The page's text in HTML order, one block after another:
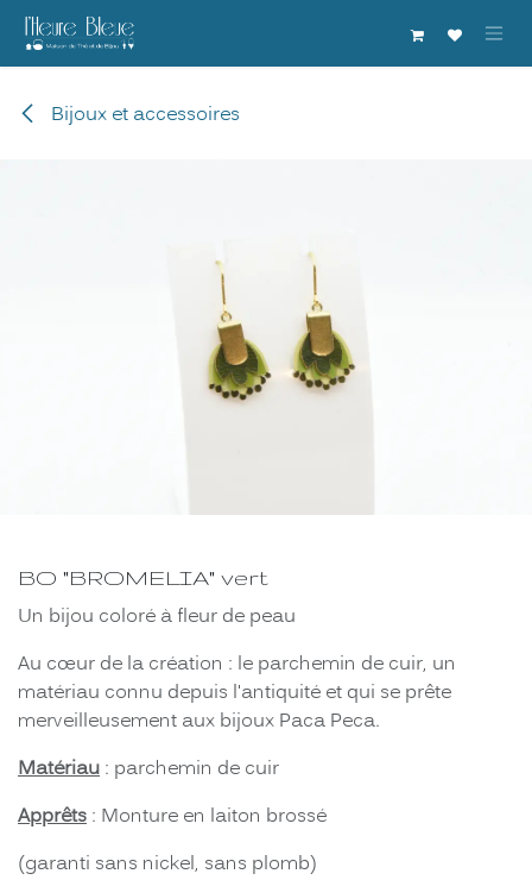
Se rendre au contenu
Bijoux et accessoires
BO "BROMELIA" vert
Un bijou coloré à fleur de peau
Au cœur de la création : le parchemin de cuir, un
matériau connu depuis l'antiquité et qui se prête
merveilleusement aux bijoux Paca Peca.
Matériau : parchemin de cuir
Apprêts : Monture en laiton brossé
(garanti sans nickel, sans plomb)